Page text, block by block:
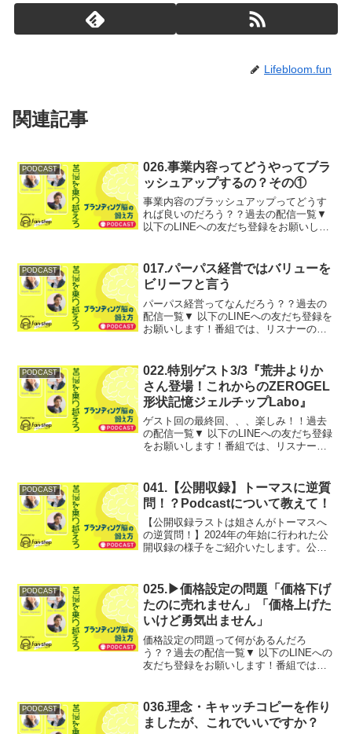
Lifebloom.fun
関連記事
PODCAST
026.事業内容ってどうやってブラ
ッシュアップするの？その①
事業内容のブラッシュアップってどうす
れば良いのだろう？？過去の配信一覧▼
以下のLINEへの友だち登録をお願いしま
たのご相談や扱って欲しいテーマについ
て、ブランディング...
PODCAST
017.パーパス経営ではバリューを
ビリーフと言う
パーパス経営ってなんだろう？？過去の
配信一覧▼ 以下のLINEへの友だち登録を
お願いします！番組では、リスナーの皆
ーマについて、ブランディング姐さんこ
と宮前実幸先生に聞...
PODCAST
022.特別ゲスト3/3『荒井よりか
さん登場！これからのZEROGEL
形状記憶ジェルチップLabo』
ゲスト回の最終回、、、楽しみ！！過去
の配信一覧▼ 以下のLINEへの友だち登録
をお願いします！番組では、リスナーの
テーマについて、ブランディング姐さん
こと宮前実幸先生に...
PODCAST
041.【公開収録】トーマスに逆質
問！？Podcastについて教えて！
【公開収録ラストは姐さんがトーマスへ
の逆質問！】2024年の年始に行われた公
開収録の様子をご紹介いたします。公開
たします】▶︎ LINEに友だち登録する 【
上記のLI...
PODCAST
025.▶価格設定の問題「価格下げ
たのに売れません」「価格上げた
いけど勇気出ません」
価格設定の問題って何があるんだろ
う？？過去の配信一覧▼ 以下のLINEへの
友だち登録をお願いします！番組では、
って欲しいテーマについて、ブランディ
ング姐さんこと宮前実幸...
PODCAST
036.理念・キャッチコピーを作り
ましたが、これでいいですか？